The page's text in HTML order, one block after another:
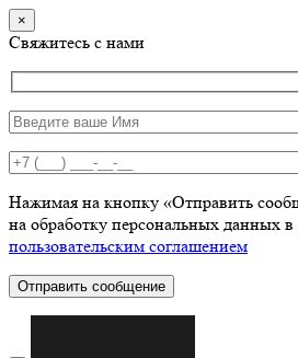
×
Свяжитесь с нами
Нажимая на кнопку «Отправить
на обработку персональных данных в
пользовательским соглашением
Отправить сообщение